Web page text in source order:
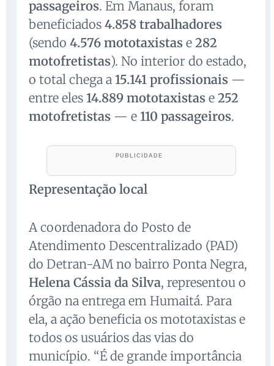
passageiros. Em Manaus, foram
beneficiados 4.858 trabalhadores
(sendo 4.576 mototaxistas e 282
motofretistas). No interior do estado,
o total chega a 15.141 profissionais —
entre eles 14.889 mototaxistas e 252
motofretistas — e 110 passageiros.
Representação local
A coordenadora do Posto de
Atendimento Descentralizado (PAD)
do Detran-AM no bairro Ponta Negra,
Helena Cássia da Silva, representou o
órgão na entrega em Humaitá. Para
ela, a ação beneficia os mototaxistas e
todos os usuários das vias do
município. “É de grande importância